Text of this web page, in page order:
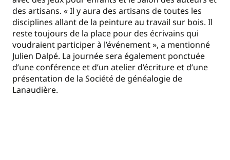
des artisans. « Il y aura des artisans de toutes les
disciplines allant de la peinture au travail sur bois. Il
reste toujours de la place pour des écrivains qui
voudraient participer à l’événement », a mentionné
Julien Dalpé. La journée sera également ponctuée
d’une conférence et d’un atelier d’écriture et d’une
présentation de la Société de généalogie de
Lanaudière.